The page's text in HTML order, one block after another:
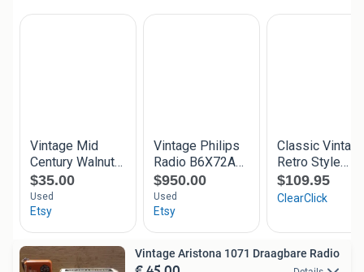
Vintage Aristona 1071 Draagbare Radio